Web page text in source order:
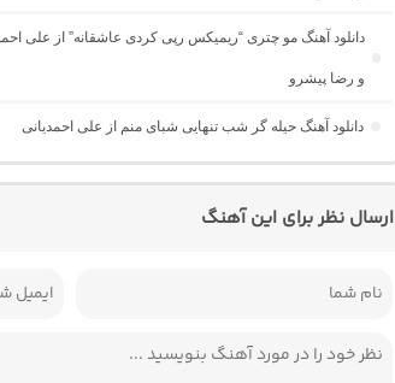
دانلود آهنگ مو چتری “ریمیکس رپی کردی عاشقانه” از علی
و رضا پیشرو
دانلود آهنگ حیله گر شب تنهایی شبای منم از علی احمدیانی
ارسال نظر برای این آهنگ